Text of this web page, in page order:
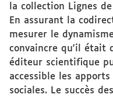
la collection Lignes
En assurant la
mesurer le
convaincre qu'il était
éditeur scientifique
accessible les
sociales. Le succès